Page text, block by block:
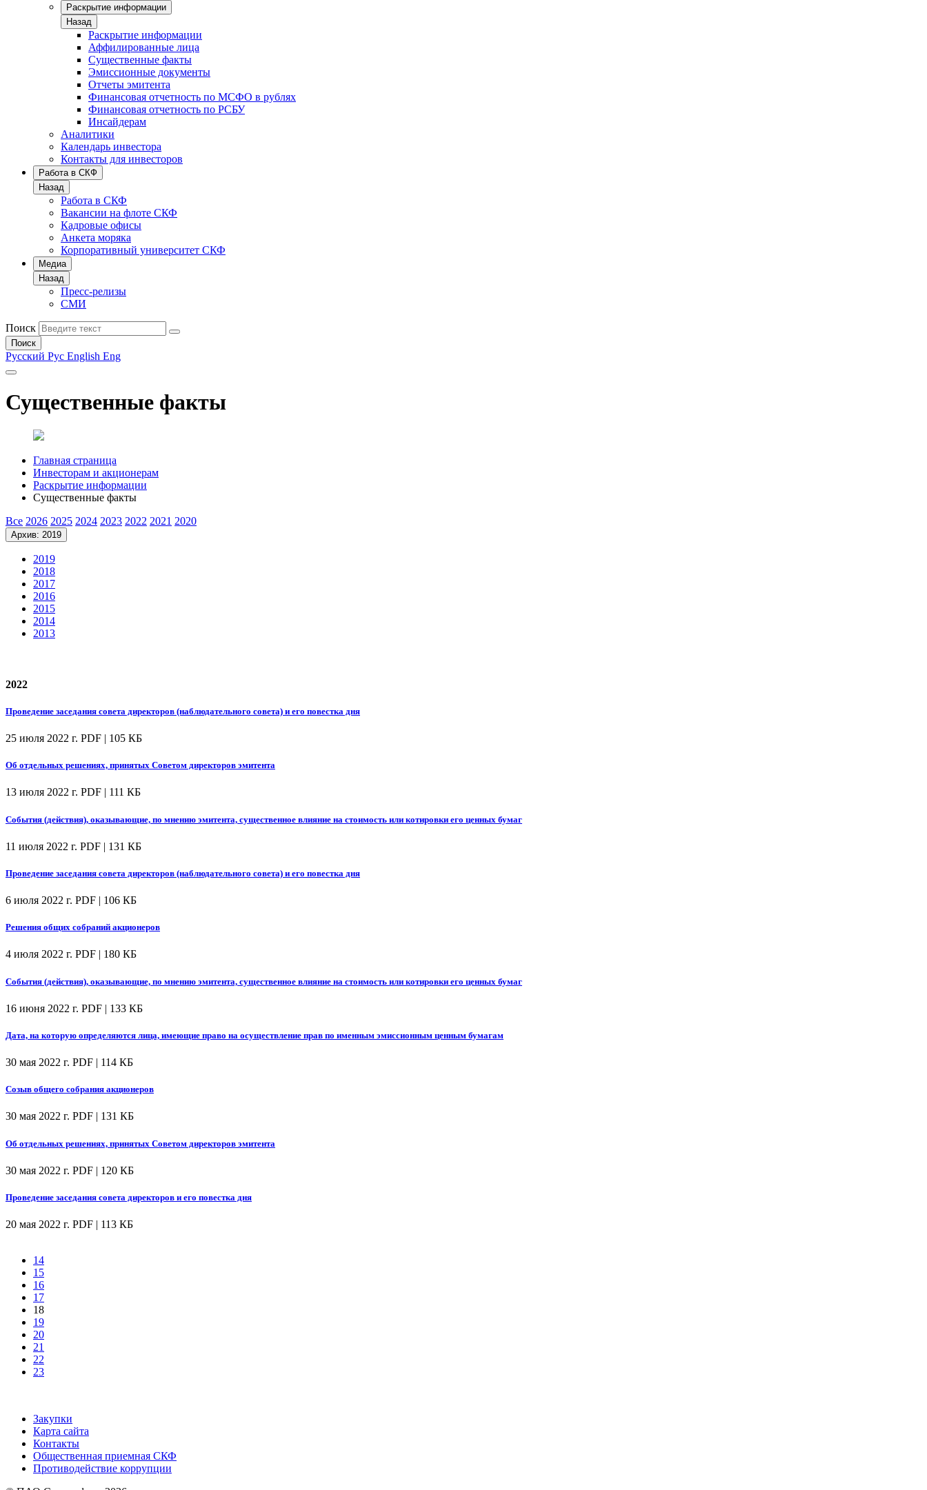
Раскрытие информации
Назад
Раскрытие информации
Аффилированные лица
Существенные факты
Эмиссионные документы
Отчеты эмитента
Финансовая отчетность по МСФО в рублях
Финансовая отчетность по РСБУ
Инсайдерам
Аналитики
Календарь инвестора
Контакты для инвесторов
Работа в СКФ
Назад
Работа в СКФ
Вакансии на флоте СКФ
Кадровые офисы
Анкета моряка
Корпоративный университет СКФ
Медиа
Назад
Пресс-релизы
СМИ
Поиск
Поиск
Русский Рус English Eng
Существенные факты
Главная страница
Инвесторам и акционерам
Раскрытие информации
Существенные факты
Все 2026 2025 2024 2023 2022 2021 2020
Архив: 2019
2019
2018
2017
2016
2015
2014
2013
2022
Проведение заседания совета директоров (наблюдательного совета) и его повестка дня
25 июля 2022 г. PDF | 105 КБ
Об отдельных решениях, принятых Советом директоров эмитента
13 июля 2022 г. PDF | 111 КБ
События (действия), оказывающие, по мнению эмитента, существенное влияние на стоимость или котировки его ценных бумаг
11 июля 2022 г. PDF | 131 КБ
Проведение заседания совета директоров (наблюдательного совета) и его повестка дня
6 июля 2022 г. PDF | 106 КБ
Решения общих собраний акционеров
4 июля 2022 г. PDF | 180 КБ
События (действия), оказывающие, по мнению эмитента, существенное влияние на стоимость или котировки его ценных бумаг
16 июня 2022 г. PDF | 133 КБ
Дата, на которую определяются лица, имеющие право на осуществление прав по именным эмиссионным ценным бумагам
30 мая 2022 г. PDF | 114 КБ
Созыв общего собрания акционеров
30 мая 2022 г. PDF | 131 КБ
Об отдельных решениях, принятых Советом директоров эмитента
30 мая 2022 г. PDF | 120 КБ
Проведение заседания совета директоров и его повестка дня
20 мая 2022 г. PDF | 113 КБ
14
15
16
17
18
19
20
21
22
23
Закупки
Карта сайта
Контакты
Общественная приемная СКФ
Противодействие коррупции